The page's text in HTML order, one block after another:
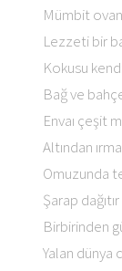
Mümbit
Lezzeti bir
Kokusu
Bağ ve
Envaı çeşit
Altından
Omuzunda
Şarap dağıtır
Birbirinden
Yalan dünya